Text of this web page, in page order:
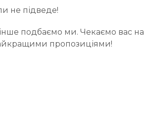
не підведе!
подбаємо ми. Чекаємо вас на
пропозиціями!